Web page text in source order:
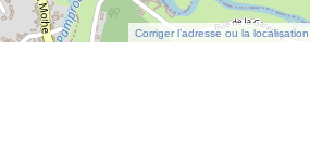
Corriger l’adresse ou la localisation